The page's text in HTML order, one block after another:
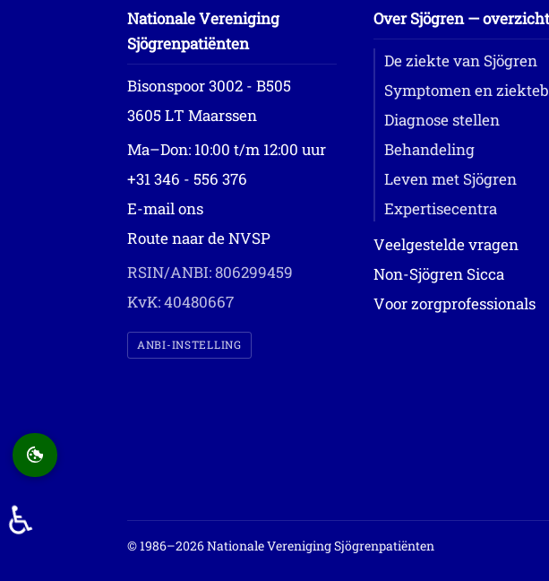
Nationale Vereniging
Sjögrenpatiënten
Bisonspoor 3002 - B505
3605 LT Maarssen
Ma–Don: 10:00 t/m 12:00 uur
+31 346 - 556 376
E-mail ons
Route naar de NVSP
RSIN/ANBI: 806299459
KvK: 40480667
ANBI-INSTELLING
Over Sjögren —
De ziekte van Sjögren
Symptomen en
Diagnose stellen
Behandeling
Leven met Sjögren
Expertisecentra
Veelgestelde vragen
Non-Sjögren Sicca
Voor zorgprofessionals
© 1986–2026 Nationale Vereniging Sjögrenpatiënten